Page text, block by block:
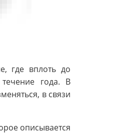
где вплоть до
года. В
в связи
описывается